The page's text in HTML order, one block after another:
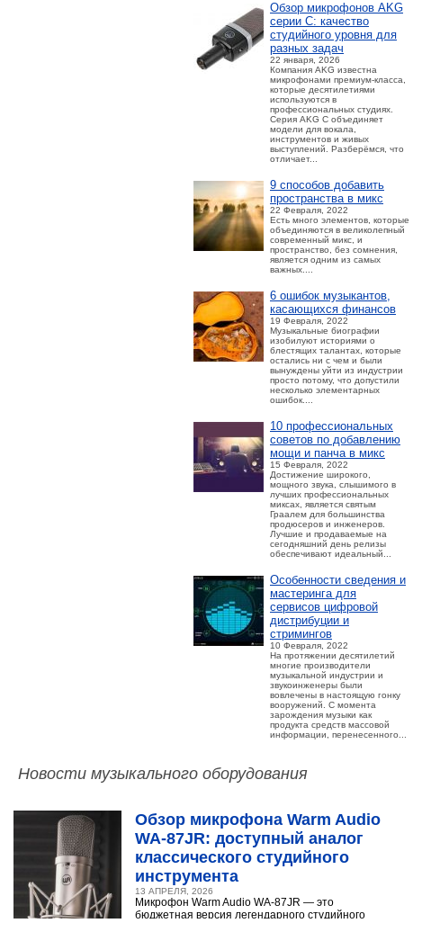
Обзор микрофонов AKG
серии C: качество
студийного уровня для
разных задач
22 января, 2026
Компания AKG известна
микрофонами премиум-класса,
которые десятилетиями
используются в
профессиональных студиях.
Серия AKG C объединяет
модели для вокала,
инструментов и живых
выступлений. Разберёмся, что
отличает...
9 способов добавить
пространства в микс
22 Февраля, 2022
Есть много элементов, которые
объединяются в великолепный
современный микс, и
пространство, без сомнения,
является одним из самых
важных....
6 ошибок музыкантов,
касающихся финансов
19 Февраля, 2022
Музыкальные биографии
изобилуют историями о
блестящих талантах, которые
остались ни с чем и были
вынуждены уйти из индустрии
просто потому, что допустили
несколько элементарных
ошибок....
10 профессиональных
советов по добавлению
мощи и панча в микс
15 Февраля, 2022
Достижение широкого,
мощного звука, слышимого в
лучших профессиональных
миксах, является святым
Граалем для большинства
продюсеров и инженеров.
Лучшие и продаваемые на
сегодняшний день релизы
обеспечивают идеальный...
Особенности сведения и
мастеринга для
сервисов цифровой
дистрибуции и
стримингов
10 Февраля, 2022
На протяжении десятилетий
многие производители
музыкальной индустрии и
звукоинженеры были
вовлечены в настоящую гонку
вооружений. С момента
зарождения музыки как
продукта средств массовой
информации, перенесенного...
Новости музыкального оборудования
Обзор микрофона Warm Audio
WA‑87JR: доступный аналог
классического студийного
инструмента
13 АПРЕЛЯ, 2026
Микрофон Warm Audio WA‑87JR — это
бюджетная версия легендарного студийного